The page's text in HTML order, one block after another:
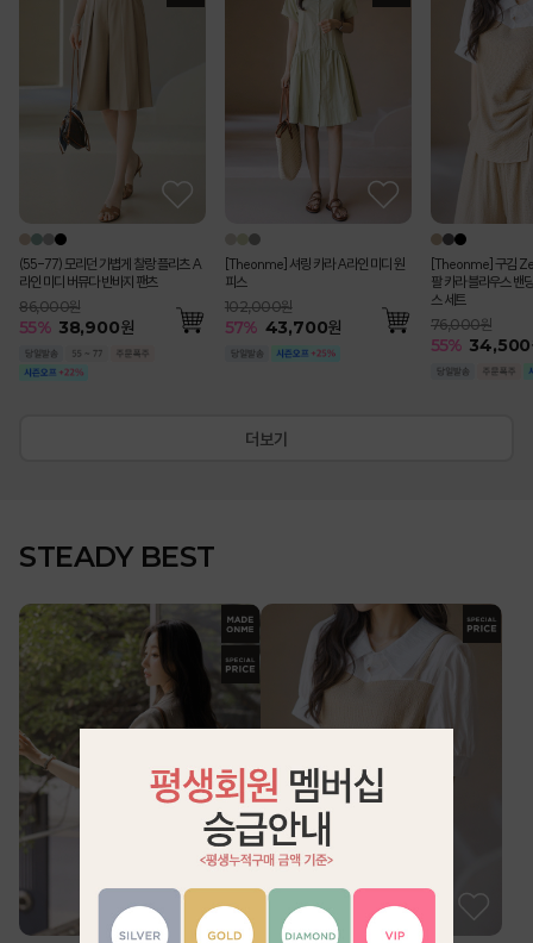
(55-77) 모리던 가볍게 찰랑 플리츠 A
라인 미디 버뮤다 반바지 팬츠
86,000원
55% 38,900원
[Theonme] 셔링 카라 A라인 미디 원
피스
102,000원
57% 43,700원
[Theonme] 구김
팔 카라 블라우스 밴
스 세트
76,000원
55% 34,500
더보기
STEADY BEST